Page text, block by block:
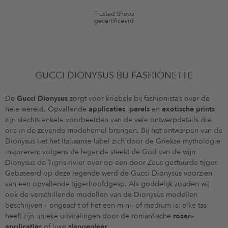
Trusted Shops
gecertificeerd
GUCCI DIONYSUS BIJ FASHIONETTE
De Gucci Dionysus zorgt voor kriebels bij fashionista’s over de
hele wereld. Opvallende applicaties, parels en exotische prints
zijn slechts enkele voorbeelden van de vele ontwerpdetails die
ons in de zevende modehemel brengen. Bij het ontwerpen van de
Dionysus liet het Italiaanse label zich door de Griekse mythologie
inspireren: volgens de legende steekt de God van de wijn
Dionysus de Tigris-rivier over op een door Zeus gestuurde tijger.
Gebaseerd op deze legende werd de Gucci Dionysus voorzien
van een opvallende tijgerhoofdgesp. Als goddelijk zouden wij
ook de verschillende modellen van de Dionysus modellen
beschrijven – ongeacht of het een mini- of medium is: elke tas
heeft zijn unieke uitstralingen door de romantische rozen-